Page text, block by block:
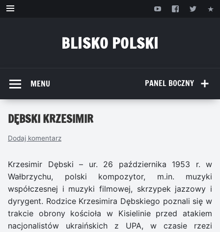
Przejdź
BLISKO POLSKI
PANEL BOCZNY
MENU
DĘBSKI KRZESIMIR
Dodaj komentarz
Krzesimir Dębski – ur. 26 października 1953 r. w
Wałbrzychu, polski kompozytor, m.in. muzyki
współczesnej i muzyki filmowej, skrzypek jazzowy i
dyrygent. Rodzice Krzesimira Dębskiego poznali się w
trakcie obrony kościoła w Kisielinie przed atakiem
nacjonalistów ukraińskich z UPA, w czasie rzezi